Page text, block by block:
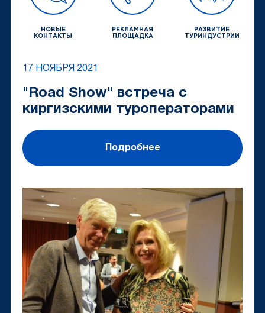
НОВЫЕ
КОНТАКТЫ
РЕКЛАМНАЯ
ПЛОЩАДКА
РАЗВИТИЕ
ТУРИНДУСТРИИ
17 НОЯБРЯ 2021
"Road Show" встреча с
киргизскими туроператорами
Подробнее